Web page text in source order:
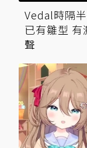
Vedal時隔
已有雛型 有
聲